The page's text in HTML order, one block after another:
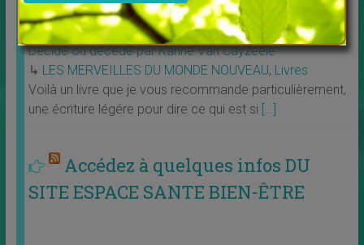
Décide ou décède par Karine Van Cayzeele
↳ LES MERVEILLES DU MONDE NOUVEAU, Livres
Voilà un livre que je vous recommande particulièrement,
une écriture légére pour dire ce qui est si […]
Accédez à quelques infos DU
SITE ESPACE SANTE BIEN-ÊTRE